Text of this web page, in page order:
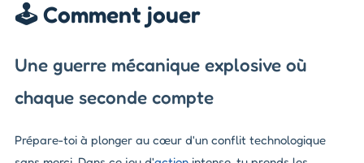
🕹️ Comment jouer
Une guerre mécanique explosive où
chaque seconde compte
Prépare-toi à plonger au cœur d'un conflit technologique